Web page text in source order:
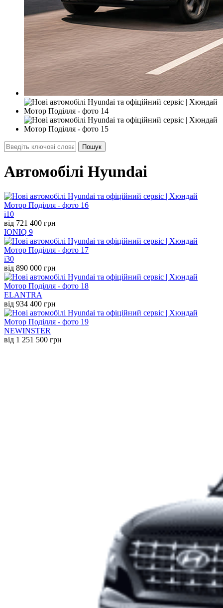
Автомобілі Hyundai
i10
від 721 400 грн
IONIQ 9
i30
від 890 000 грн
ELANTRA
від 934 400 грн
NEWINSTER
від 1 251 500 грн